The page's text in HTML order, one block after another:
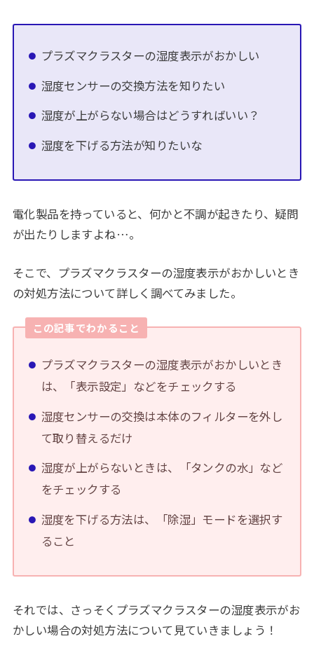
プラズマクラスターの湿度表示がおかしい
湿度センサーの交換方法を知りたい
湿度が上がらない場合はどうすればいい？
湿度を下げる方法が知りたいな
電化製品を持っていると、何かと不調が起きたり、疑問
が出たりしますよね…。
そこで、プラズマクラスターの湿度表示がおかしいとき
の対処方法について詳しく調べてみました。
この記事でわかること
プラズマクラスターの湿度表示がおかしいとき
は、「表示設定」などをチェックする
湿度センサーの交換は本体のフィルターを外し
て取り替えるだけ
湿度が上がらないときは、「タンクの水」など
をチェックする
湿度を下げる方法は、「除湿」モードを選択す
ること
それでは、さっそくプラズマクラスターの湿度表示がお
かしい場合の対処方法について見ていきましょう！